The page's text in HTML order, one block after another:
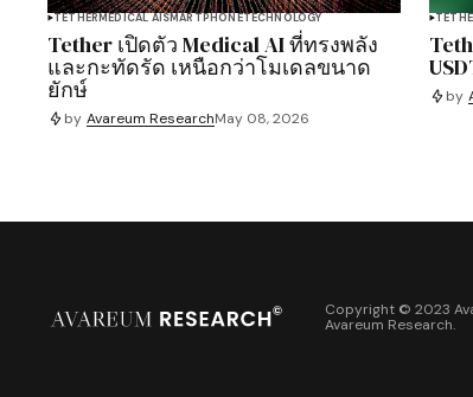
TETHER MEDICAL AI SMARTPHONETECHNOLOGY
Tether เปิดตัว Medical AI ที่ทรงพลัง
และกะทัดรัด เหนือกว่าโมเดลขนาด
ยักษ์
by Avareum ResearchMay 08, 2026
by
Copyright © 2023
Avareum Research.